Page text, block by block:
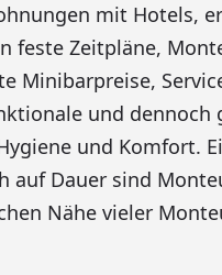
mit Hotels,
feste Zeitpläne,
Minibarpreise,
und
und Komfort.
auf Dauer sind
Nähe vieler